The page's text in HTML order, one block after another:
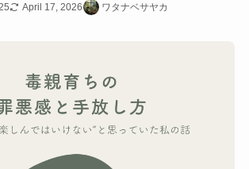
April 17, 2026 ワタナベサヤカ